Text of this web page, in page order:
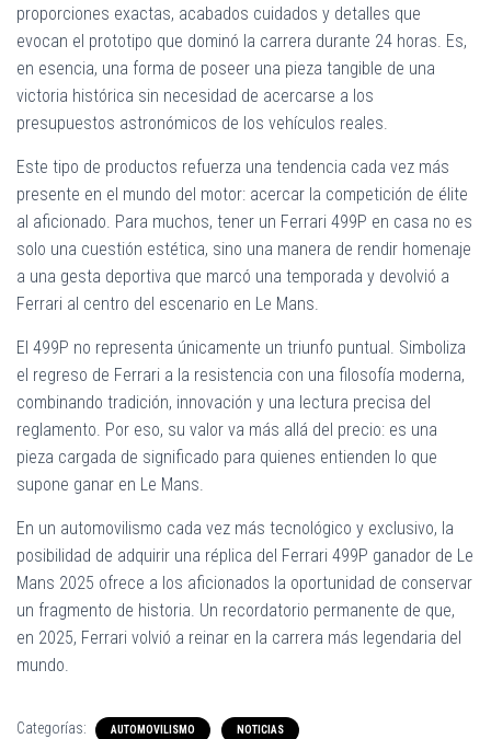
proporciones exactas, acabados cuidados y detalles que
evocan el prototipo que dominó la carrera durante 24 horas. Es,
en esencia, una forma de poseer una pieza tangible de una
victoria histórica sin necesidad de acercarse a los
presupuestos astronómicos de los vehículos reales.
Este tipo de productos refuerza una tendencia cada vez más
presente en el mundo del motor: acercar la competición de élite
al aficionado. Para muchos, tener un Ferrari 499P en casa no es
solo una cuestión estética, sino una manera de rendir homenaje
a una gesta deportiva que marcó una temporada y devolvió a
Ferrari al centro del escenario en Le Mans.
El 499P no representa únicamente un triunfo puntual. Simboliza
el regreso de Ferrari a la resistencia con una filosofía moderna,
combinando tradición, innovación y una lectura precisa del
reglamento. Por eso, su valor va más allá del precio: es una
pieza cargada de significado para quienes entienden lo que
supone ganar en Le Mans.
En un automovilismo cada vez más tecnológico y exclusivo, la
posibilidad de adquirir una réplica del Ferrari 499P ganador de Le
Mans 2025 ofrece a los aficionados la oportunidad de conservar
un fragmento de historia. Un recordatorio permanente de que,
en 2025, Ferrari volvió a reinar en la carrera más legendaria del
mundo.
Categorías: AUTOMOVILISMO NOTICIAS